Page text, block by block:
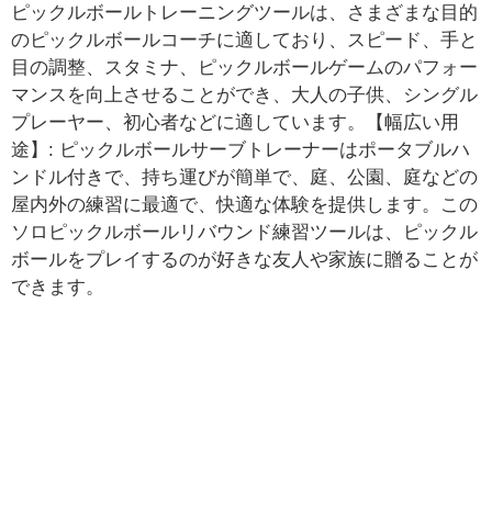
ピックルボールトレーニングツールは、さまざまな目的
のピックルボールコーチに適しており、スピード、手と
目の調整、スタミナ、ピックルボールゲームのパフォー
マンスを向上させることができ、大人の子供、シングル
プレーヤー、初心者などに適しています。【幅広い用
途】: ピックルボールサーブトレーナーはポータブルハ
ンドル付きで、持ち運びが簡単で、庭、公園、庭などの
屋内外の練習に最適で、快適な体験を提供します。この
ソロピックルボールリバウンド練習ツールは、ピックル
ボールをプレイするのが好きな友人や家族に贈ることが
できます。